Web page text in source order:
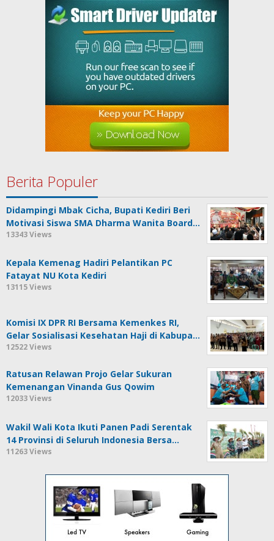
Berita Populer
Didampingi Mbak Cicha, Bupati Kediri Beri
Motivasi Siswa SMA Dharma Wanita Board…
13343 Views
Kepala Kemenag Hadiri Pelantikan PC
Fatayat NU Kota Kediri
13115 Views
Komisi IX DPR RI Bersama Kemenkes RI,
Gelar Sosialisasi Kesehatan Haji di Kabupa…
12522 Views
Ratusan Relawan Projo Gelar Sukuran
Kemenangan Vinanda Gus Qowim
12033 Views
Wakil Wali Kota Ikuti Panen Padi Serentak
14 Provinsi di Seluruh Indonesia Bersa…
11263 Views